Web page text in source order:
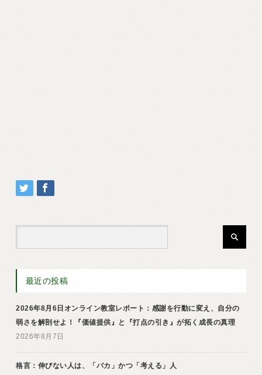
最近の投稿
2026年8月6日オンライン教室レポート：感謝を行動に変え、自分の
弱さを解剖せよ！『価値提供』と『打点の引き』が拓く成長の真理
2026年8月7日
格言：伸びない人は、「バカ」かつ「考える」人